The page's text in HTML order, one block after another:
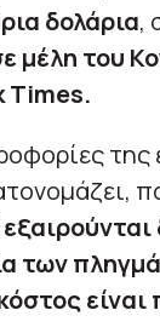
δολάρια,
μέλη του
Times.
της
των